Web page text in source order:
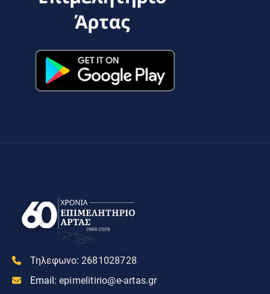
Τηλεφωνο: 2681028728
Email: epimelitirio@e-artas.gr